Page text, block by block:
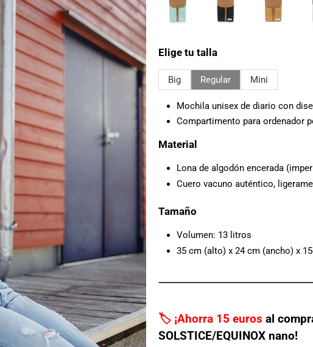
Elige tu talla
Big Regular Mini
Mochila unisex de diario con
Compartimento para ordenador
Material
Lona de algodón encerada
Cuero vacuno auténtico,
Tamaño
Volumen: 13 litros
35 cm (alto) x 24 cm (ancho) x
🏷️ ¡Ahorra 15 euros al
SOLSTICE/EQUINOX nano!